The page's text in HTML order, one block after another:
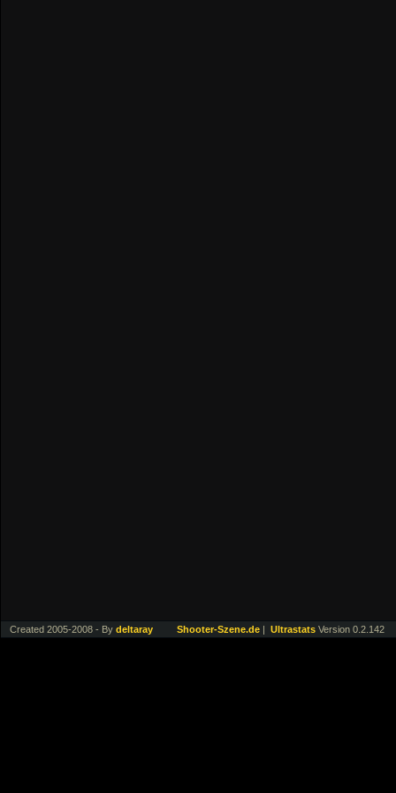
Created 2005-2008 - By deltaray Shooter-Szene.de| UltrastatsVersion 0.2.142